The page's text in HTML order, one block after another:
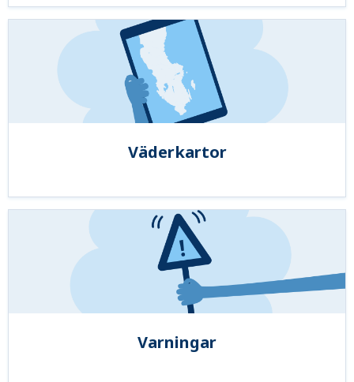
Väderkartor
Varningar